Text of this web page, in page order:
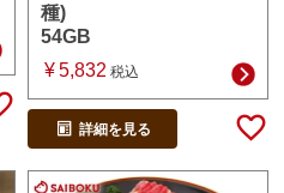
種)
54GB
¥5,832 税込
詳細を見る